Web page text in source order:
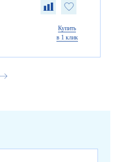
Купить
в 1 клик